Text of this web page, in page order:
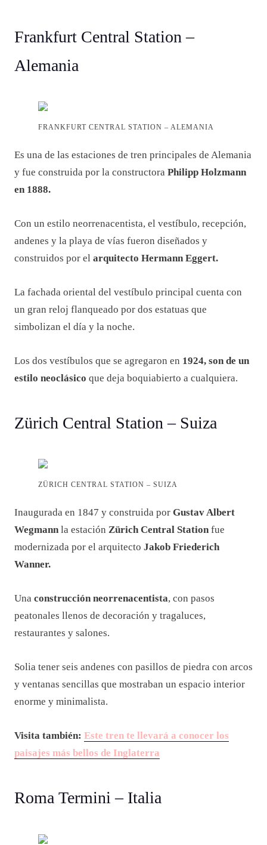
Frankfurt Central Station –
Alemania
FRANKFURT CENTRAL STATION – ALEMANIA
Es una de las estaciones de tren principales de Alemania
y fue construida por la constructora Philipp Holzmann
en 1888.
Con un estilo neorrenacentista, el vestíbulo, recepción,
andenes y la playa de vías fueron diseñados y
construidos por el arquitecto Hermann Eggert.
La fachada oriental del vestíbulo principal cuenta con
un gran reloj flanqueado por dos estatuas que
simbolizan el día y la noche.
Los dos vestíbulos que se agregaron en 1924, son de un
estilo neoclásico que deja boquiabierto a cualquiera.
Zürich Central Station – Suiza
ZÜRICH CENTRAL STATION – SUIZA
Inaugurada en 1847 y construida por Gustav Albert
Wegmann la estación Zürich Central Station fue
modernizada por el arquitecto Jakob Friederich
Wanner.
Una construcción neorrenacentista, con pasos
peatonales llenos de decoración y tragaluces,
restaurantes y salones.
Solia tener seis andenes con pasillos de piedra con arcos
y ventanas sencillas que mostraban un espacio interior
enorme y minimalista.
Visita también: Este tren te llevará a conocer los
paisajes más bellos de Inglaterra
Roma Termini – Italia